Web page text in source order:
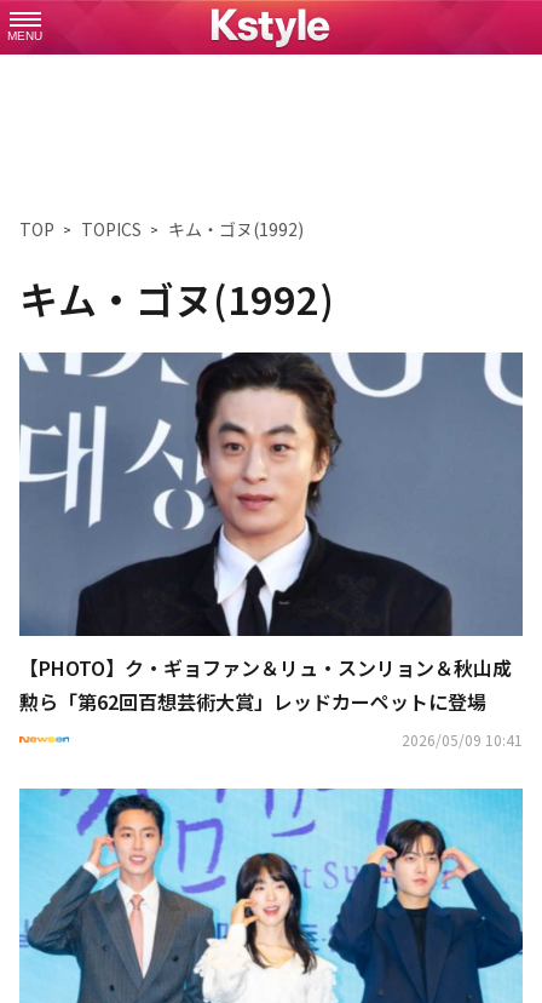
MENU
TOP TOPICS キム・ゴヌ(1992)
キム・ゴヌ(1992)
【PHOTO】ク・ギョファン＆リュ・スンリョン＆秋山成
勲ら「第62回百想芸術大賞」レッドカーペットに登場
2026/05/09 10:41